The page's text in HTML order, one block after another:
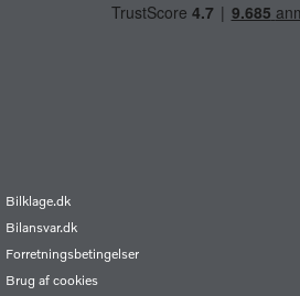
Bilklage.dk
Bilansvar.dk
Forretningsbetingelser
Brug af cookies